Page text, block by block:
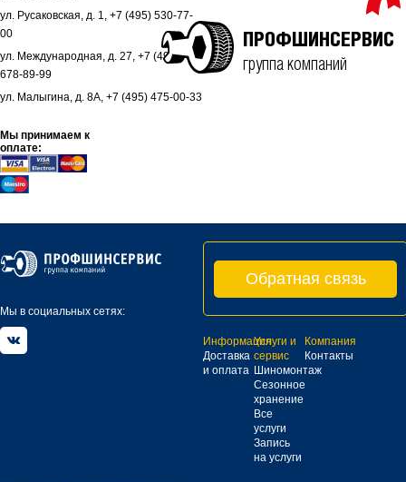
ул. Русаковская, д. 1, +7 (495) 530-77-
00
ул. Международная, д. 27, +7 (495)
678-89-99
ул. Малыгина, д. 8А, +7 (495) 475-00-33
Мы принимаем к
оплате:
ПРОФШИНСЕРВИС
группа компаний
Мы в социальных сетях:
Обратная связь
Информация
Доставка
и оплата
Услуги и
сервис
Шиномонтаж
Сезонное
хранение
Все
услуги
Запись
на услуги
Компания
Контакты